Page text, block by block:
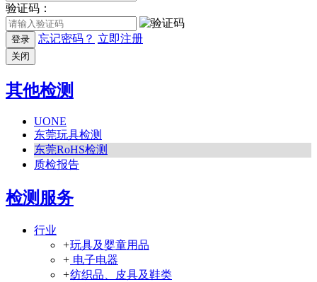
验证码：
登录 忘记密码？ 立即注册
关闭
其他检测
UONE
东莞玩具检测
东莞RoHS检测
质检报告
检测服务
行业
+玩具及婴童用品
+ 电子电器
+纺织品、皮具及鞋类